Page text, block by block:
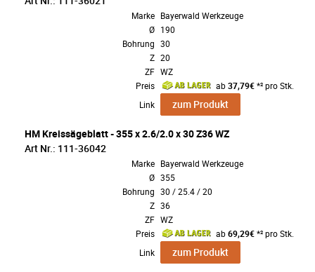
Marke Bayerwald Werkzeuge
Ø 190
Bohrung 30
Z 20
ZF WZ
Preis
ab37,79€*² pro Stk.
Link
zum Produkt
HM Kreissägeblatt - 355 x 2.6/2.0 x 30 Z36 WZ
Art Nr.: 111-36042
Marke Bayerwald Werkzeuge
Ø 355
Bohrung 30 / 25.4 / 20
Z 36
ZF WZ
Preis
ab69,29€*² pro Stk.
Link
zum Produkt